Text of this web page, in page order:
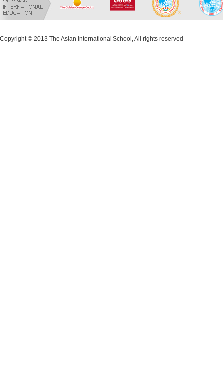
Copyright © 2013 The Asian International School, All rights reserved